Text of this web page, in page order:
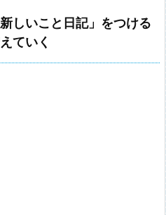
しいこと日記」をつける
ていく